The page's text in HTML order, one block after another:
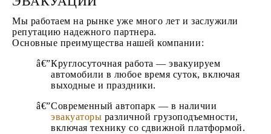
Мы работаем на рынке уже много лет и заслужили
репутацию надежного партнера.
Основные преимущества нашей компании:
Круглосуточная работа — эвакуируем
автомобили в любое время суток, включая
выходные и праздники.
Современный автопарк — в наличии
эвакуаторы различной грузоподъемности,
включая технику со сдвижной платформой.